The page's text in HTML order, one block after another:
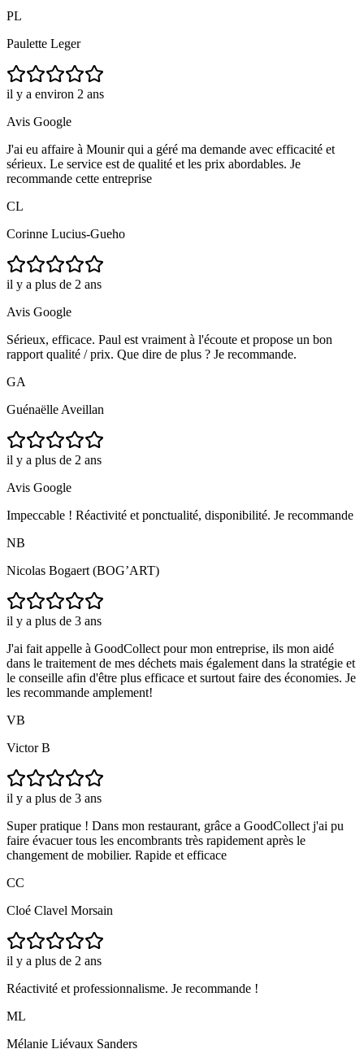
PL
Paulette Leger
il y a environ 2 ans
Avis Google
J'ai eu affaire à Mounir qui a géré ma demande avec efficacité et
sérieux. Le service est de qualité et les prix abordables. Je
recommande cette entreprise
CL
Corinne Lucius-Gueho
il y a plus de 2 ans
Avis Google
Sérieux, efficace. Paul est vraiment à l'écoute et propose un bon
rapport qualité / prix. Que dire de plus ? Je recommande.
GA
Guénaëlle Aveillan
il y a plus de 2 ans
Avis Google
Impeccable ! Réactivité et ponctualité, disponibilité. Je recommande
NB
Nicolas Bogaert (BOG’ART)
il y a plus de 3 ans
J'ai fait appelle à GoodCollect pour mon entreprise, ils mon aidé
dans le traitement de mes déchets mais également dans la stratégie et
le conseille afin d'être plus efficace et surtout faire des économies. Je
les recommande amplement!
VB
Victor B
il y a plus de 3 ans
Super pratique ! Dans mon restaurant, grâce a GoodCollect j'ai pu
faire évacuer tous les encombrants très rapidement après le
changement de mobilier. Rapide et efficace
CC
Cloé Clavel Morsain
il y a plus de 2 ans
Réactivité et professionnalisme. Je recommande !
ML
Mélanie Liévaux Sanders